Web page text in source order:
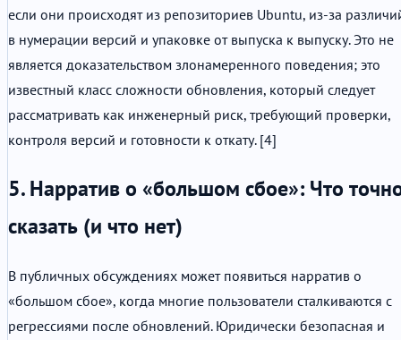
если они происходят из репозиториев Ubuntu, из-за
в нумерации версий и упаковке от выпуска к выпуску. Это не
является доказательством злонамеренного поведения; это
известный класс сложности обновления, который следует
рассматривать как инженерный риск, требующий проверки,
контроля версий и готовности к откату. [4]
5. Нарратив о «большом сбое»: Что
сказать (и что нет)
В публичных обсуждениях может появиться нарратив о
«большом сбое», когда многие пользователи сталкиваются с
регрессиями после обновлений. Юридически безопасная и